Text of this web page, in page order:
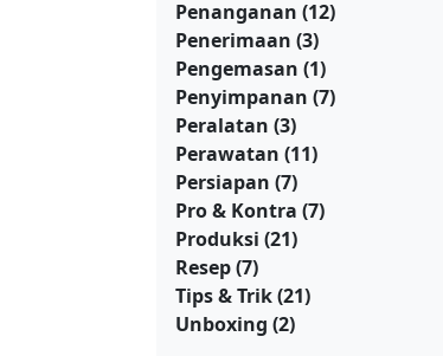
Penanganan (12)
Penerimaan (3)
Pengemasan (1)
Penyimpanan (7)
Peralatan (3)
Perawatan (11)
Persiapan (7)
Pro & Kontra (7)
Produksi (21)
Resep(7)
Tips & Trik(21)
Unboxing (2)